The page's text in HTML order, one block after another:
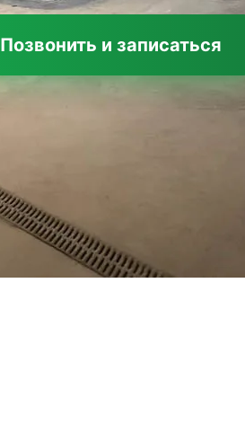
Позвонить и записаться